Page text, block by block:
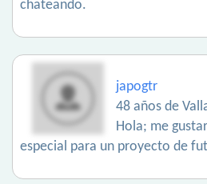
chateando.
japogtr
48 años de
Hola; me
especial para un proyecto de